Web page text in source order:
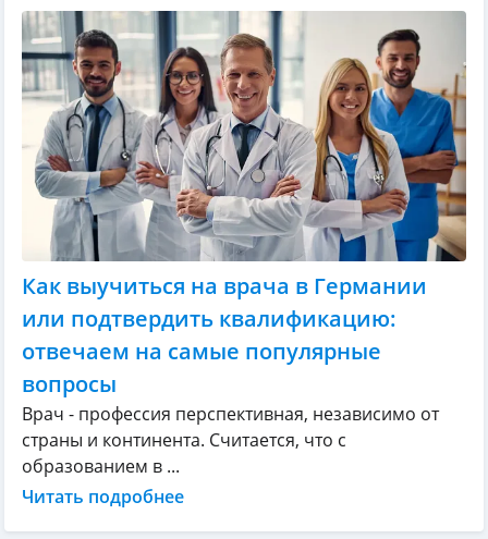
Как выучиться на врача в Германии
или подтвердить квалификацию:
отвечаем на самые популярные
вопросы
Врач - профессия перспективная, независимо от
страны и континента. Считается, что с
образованием в ...
Читать подробнее